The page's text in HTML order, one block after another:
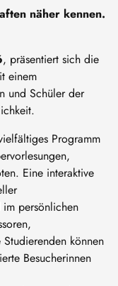
näher kennen.
, präsentiert sich die
einem
und Schüler der
Programm
Eine interaktive
persönlichen
können
Besucherinnen